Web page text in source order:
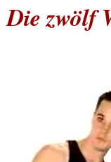
Die zwölf